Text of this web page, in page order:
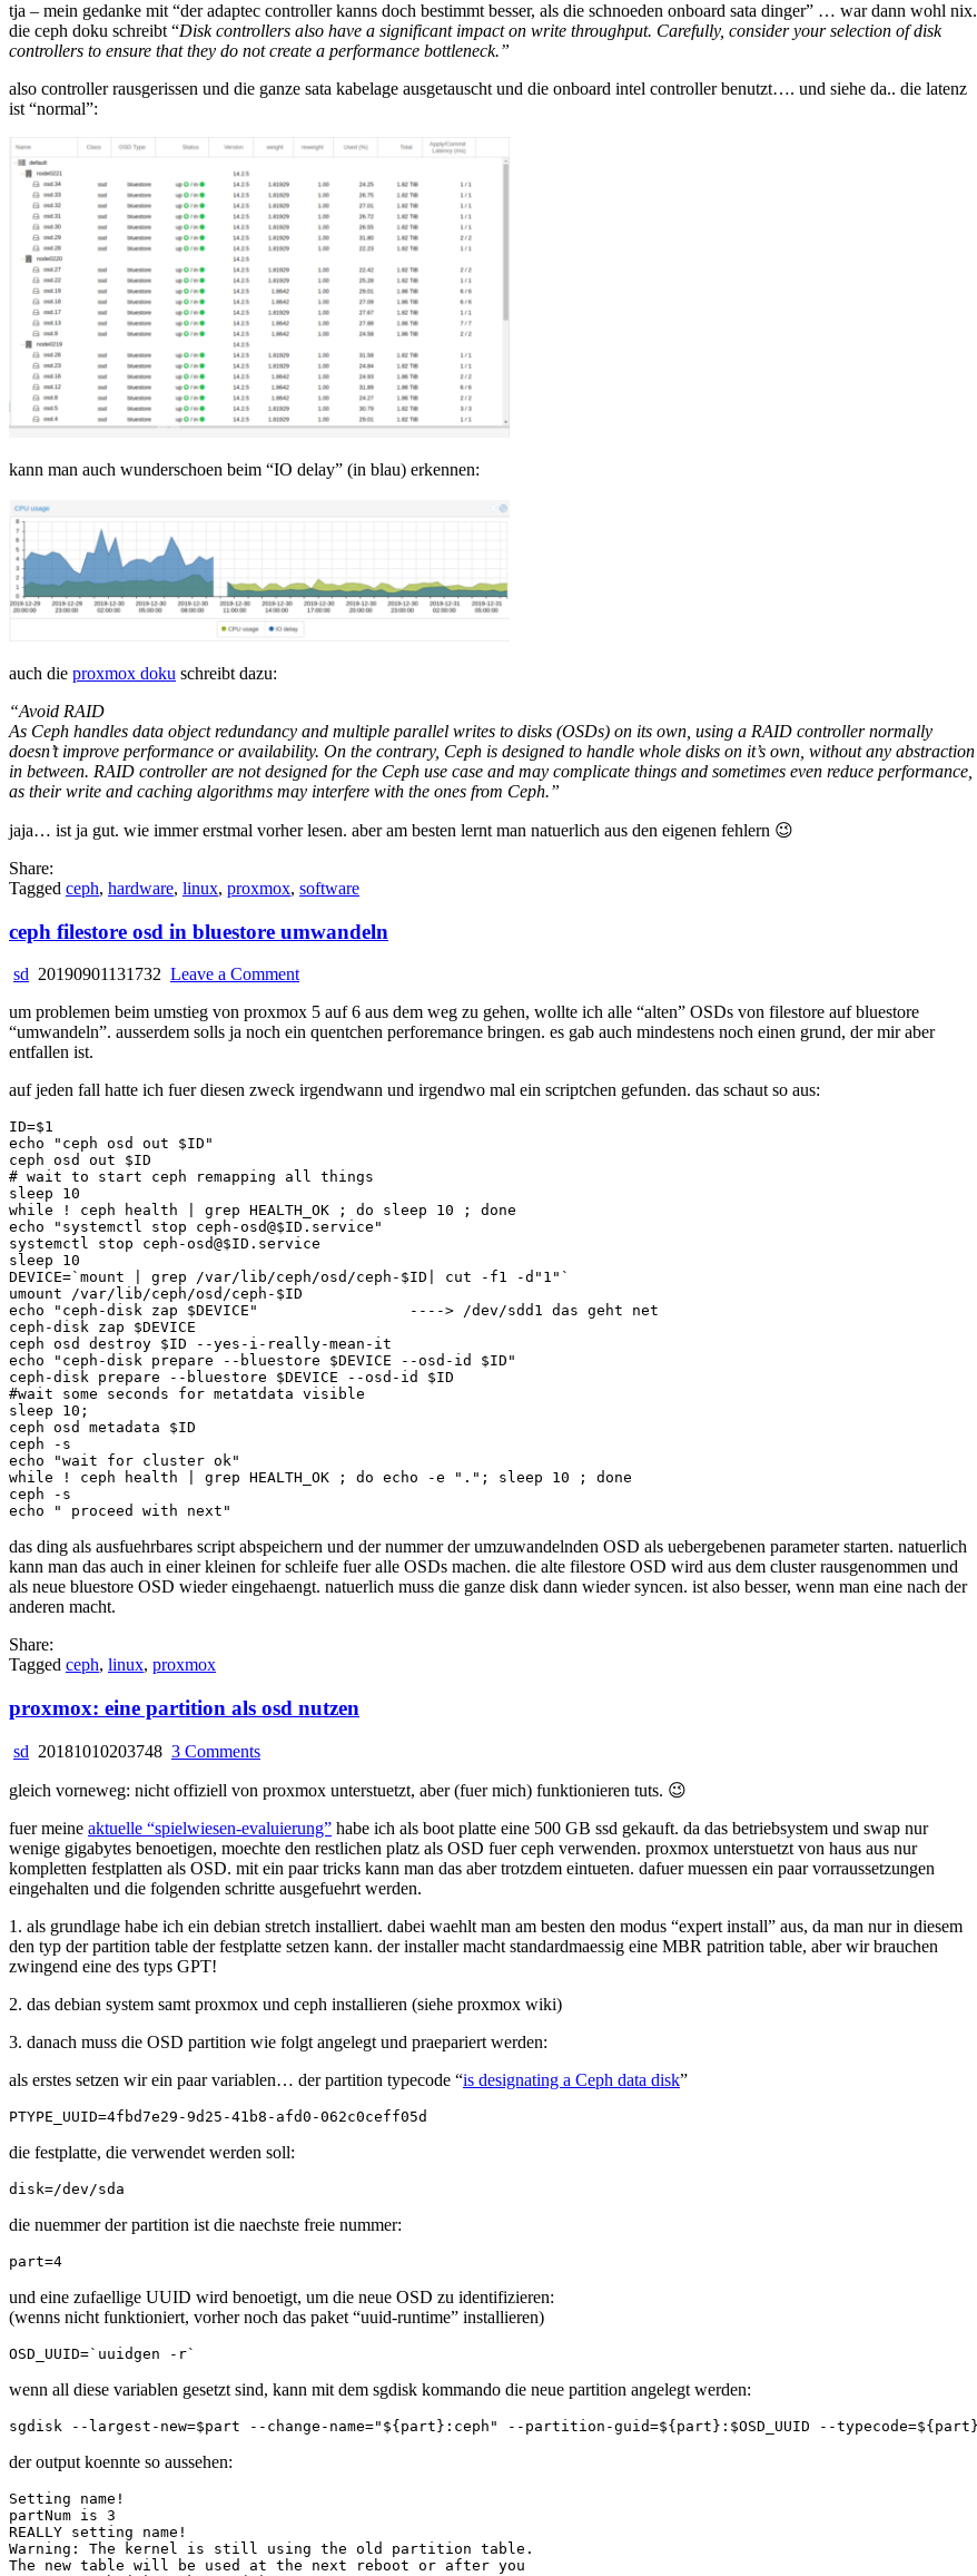
tja – mein gedanke mit “der adaptec controller kanns doch bestimmt besser, als die schnoeden onboard sata dinger” … war dann wohl nix.
die ceph doku schreibt “Disk controllers also have a significant impact on write throughput. Carefully, consider your selection of disk
controllers to ensure that they do not create a performance bottleneck.”
also controller rausgerissen und die ganze sata kabelage ausgetauscht und die onboard intel controller benutzt…. und siehe da.. die latenz
ist “normal”:
kann man auch wunderschoen beim “IO delay” (in blau) erkennen:
auch die proxmox doku schreibt dazu:
“Avoid RAID
As Ceph handles data object redundancy and multiple parallel writes to disks (OSDs) on its own, using a RAID controller normally
doesn’t improve performance or availability. On the contrary, Ceph is designed to handle whole disks on it’s own, without any abstraction
in between. RAID controller are not designed for the Ceph use case and may complicate things and sometimes even reduce performance,
as their write and caching algorithms may interfere with the ones from Ceph.”
jaja… ist ja gut. wie immer erstmal vorher lesen. aber am besten lernt man natuerlich aus den eigenen fehlern 😉
Share:
Tagged ceph, hardware, linux, proxmox, software
ceph filestore osd in bluestore umwandeln
sd 20190901131732 Leave a Commenton
filestore
osd
umwandeln
um problemen beim umstieg von proxmox 5 auf 6 aus dem weg zu gehen, wollte ich alle “alten” OSDs von filestore auf bluestore
“umwandeln”. ausserdem solls ja noch ein quentchen perforemance bringen. es gab auch mindestens noch einen grund, der mir aber
entfallen ist.
auf jeden fall hatte ich fuer diesen zweck irgendwann und irgendwo mal ein scriptchen gefunden. das schaut so aus:
ID=$1
echo "ceph osd out $ID"
ceph osd out $ID
# wait to start ceph remapping all things
sleep 10
while ! ceph health | grep HEALTH_OK ; do sleep 10 ; done
echo "systemctl stop ceph-osd@$ID.service"
systemctl stop ceph-osd@$ID.service
sleep 10
DEVICE=`mount | grep /var/lib/ceph/osd/ceph-$ID| cut -f1 -d"1"`
umount /var/lib/ceph/osd/ceph-$ID
echo "ceph-disk zap $DEVICE"                 ----> /dev/sdd1 das geht net
ceph-disk zap $DEVICE
ceph osd destroy $ID --yes-i-really-mean-it
echo "ceph-disk prepare --bluestore $DEVICE --osd-id $ID"
ceph-disk prepare --bluestore $DEVICE --osd-id $ID
#wait some seconds for metatdata visible
sleep 10;
ceph osd metadata $ID
ceph -s
echo "wait for cluster ok"
while ! ceph health | grep HEALTH_OK ; do echo -e "."; sleep 10 ; done
ceph -s
das ding als ausfuehrbares script abspeichern und der nummer der umzuwandelnden OSD als uebergebenen parameter starten. natuerlich
kann man das auch in einer kleinen for schleife fuer alle OSDs machen. die alte filestore OSD wird aus dem cluster rausgenommen und
als neue bluestore OSD wieder eingehaengt. natuerlich muss die ganze disk dann wieder syncen. ist also besser, wenn man eine nach der
anderen macht.
Share:
Tagged ceph, linux, proxmox
proxmox: eine partition als osd nutzen
sd 20181010203748 3 Commentson
eine
als
osd
nutzen
gleich vorneweg: nicht offiziell von proxmox unterstuetzt, aber (fuer mich) funktionieren tuts. 😉
fuer meine aktuelle “spielwiesen-evaluierung” habe ich als boot platte eine 500 GB ssd gekauft. da das betriebsystem und swap nur
wenige gigabytes benoetigen, moechte den restlichen platz als OSD fuer ceph verwenden. proxmox unterstuetzt von haus aus nur
kompletten festplatten als OSD. mit ein paar tricks kann man das aber trotzdem eintueten. dafuer muessen ein paar vorraussetzungen
eingehalten und die folgenden schritte ausgefuehrt werden.
1. als grundlage habe ich ein debian stretch installiert. dabei waehlt man am besten den modus “expert install” aus, da man nur in diesem
den typ der partition table der festplatte setzen kann. der installer macht standardmaessig eine MBR patrition table, aber wir brauchen
zwingend eine des typs GPT!
2. das debian system samt proxmox und ceph installieren (siehe proxmox wiki)
3. danach muss die OSD partition wie folgt angelegt und praepariert werden:
als erstes setzen wir ein paar variablen… der partition typecode “is designating a Ceph data disk”
die festplatte, die verwendet werden soll:
die nuemmer der partition ist die naechste freie nummer:
und eine zufaellige UUID wird benoetigt, um die neue OSD zu identifizieren:
(wenns nicht funktioniert, vorher noch das paket “uuid-runtime” installieren)
wenn all diese variablen gesetzt sind, kann mit dem sgdisk kommando die neue partition angelegt werden:
der output koennte so aussehen:
Setting name!
partNum is 3
REALLY setting name!
Warning: The kernel is still using the old partition table.
The new table will be used at the next reboot or after you